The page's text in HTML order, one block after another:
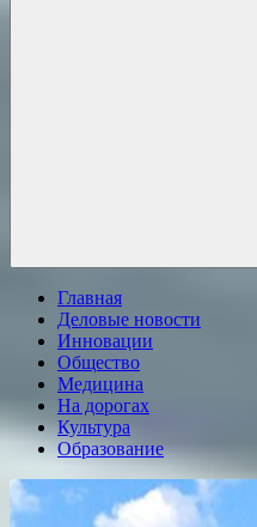
Главная
Деловые новости
Инновации
Общество
Медицина
На дорогах
Культура
Образование